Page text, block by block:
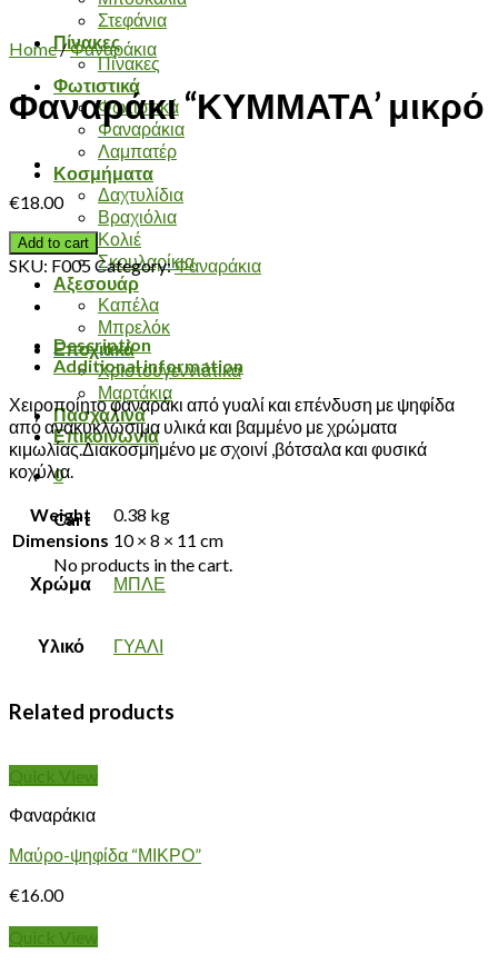
Στεφάνια
Πίνακες
Πίνακες
Φωτιστικά
Φωτιστικά
Φαναράκια
Λαμπατέρ
Κοσμήματα
Δαχτυλίδια
Βραχιόλια
Κολιέ
Σκουλαρίκια
Αξεσουάρ
Καπέλα
Μπρελόκ
Εποχιακά
Χριστουγεννιάτικα
Μαρτάκια
Πασχαλινά
Επικοινωνία
0
Cart
No products in the cart.
Home/Φαναράκια
Φαναράκι “ΚΥΜΜΑΤΑ’ μικρό
€18.00
Add to cart
SKU: F005Category:Φαναράκια
Description
Additional information
Χειροποίητο φαναράκι από γυαλί και επένδυση με ψηφίδα
από ανακυκλώσιμα υλικά και βαμμένο με χρώματα
κιμωλίας.Διακοσμημένο με σχοινί ,βότσαλα και φυσικά
κοχύλια.
Weight
0.38 kg
Dimensions 10 × 8 × 11 cm
Χρώμα ΜΠΛΕ
Υλικό ΓΥΑΛΙ
Related products
Quick View
Φαναράκια
Μαύρο-ψηφίδα “ΜΙΚΡΟ”
€16.00
Quick View